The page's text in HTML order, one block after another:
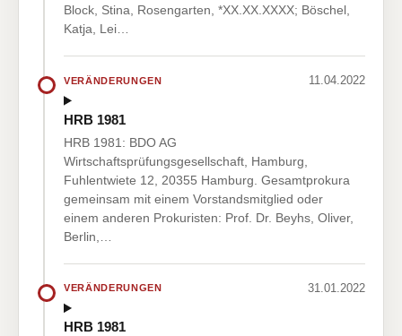
Block, Stina, Rosengarten, *XX.XX.XXXX; Böschel,
Katja, Lei…
VERÄNDERUNGEN 11.04.2022
HRB 1981
HRB 1981: BDO AG
Wirtschaftsprüfungsgesellschaft, Hamburg,
Fuhlentwiete 12, 20355 Hamburg. Gesamtprokura
gemeinsam mit einem Vorstandsmitglied oder
einem anderen Prokuristen: Prof. Dr. Beyhs, Oliver,
Berlin,…
VERÄNDERUNGEN 31.01.2022
HRB 1981